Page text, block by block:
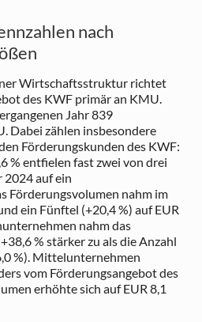
nach
Wirtschaftsstruktur richtet
des KWF primär an KMU.
Jahr 839
Dabei zählen insbesondere
Förderungskunden des KWF:
% entfielen fast zwei von drei
2024 auf ein
Förderungsvolumen nahm im
ein Fünftel (+20,4 %) auf EUR
nahm das
% stärker zu als die Anzahl
%). Mittelunternehmen
vom Förderungsangebot des
erhöhte sich auf EUR 8,1